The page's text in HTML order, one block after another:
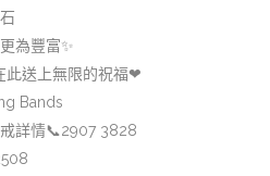
為豐富✨
此送上無限的祝福❤
Bands
詳情📞2907 3828